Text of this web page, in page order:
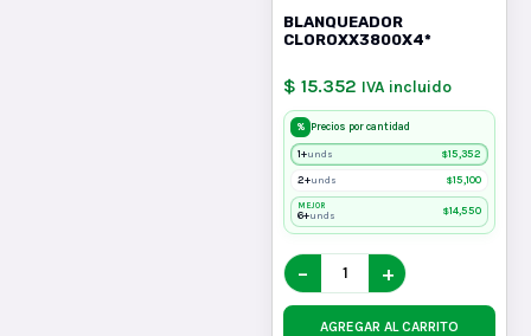
BLANQUEADOR
CLOROXX3800X4*
$ 15.352 IVA incluido
% Precios por cantidad
1+unds $15,352
2+unds $15,100
MEJOR
6+unds $14,550
− +
AGREGAR AL CARRITO